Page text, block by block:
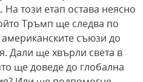
На този етап остава неясно
Тръмп ще следва по
съюзи до
Дали ще хвърли света в
ще доведе до глобална